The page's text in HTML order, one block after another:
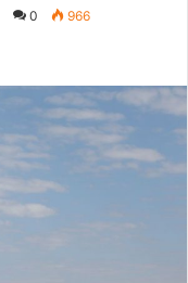
0 966